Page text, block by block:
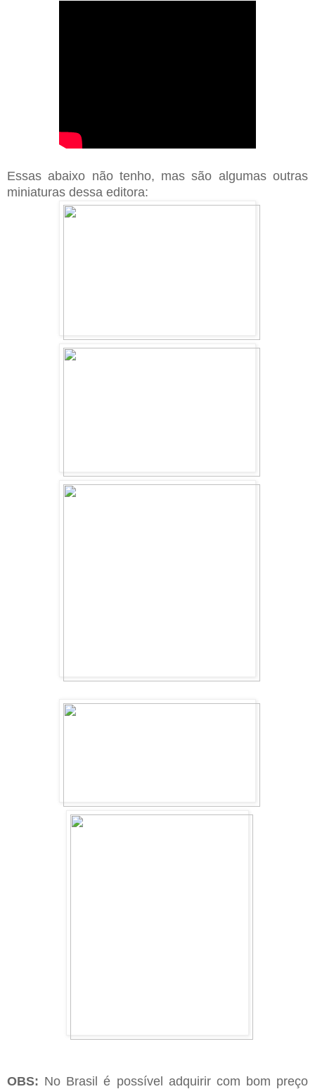
Essas abaixo não tenho, mas são algumas outras
miniaturas dessa editora:
OBS: No Brasil é possível adquirir com bom preço